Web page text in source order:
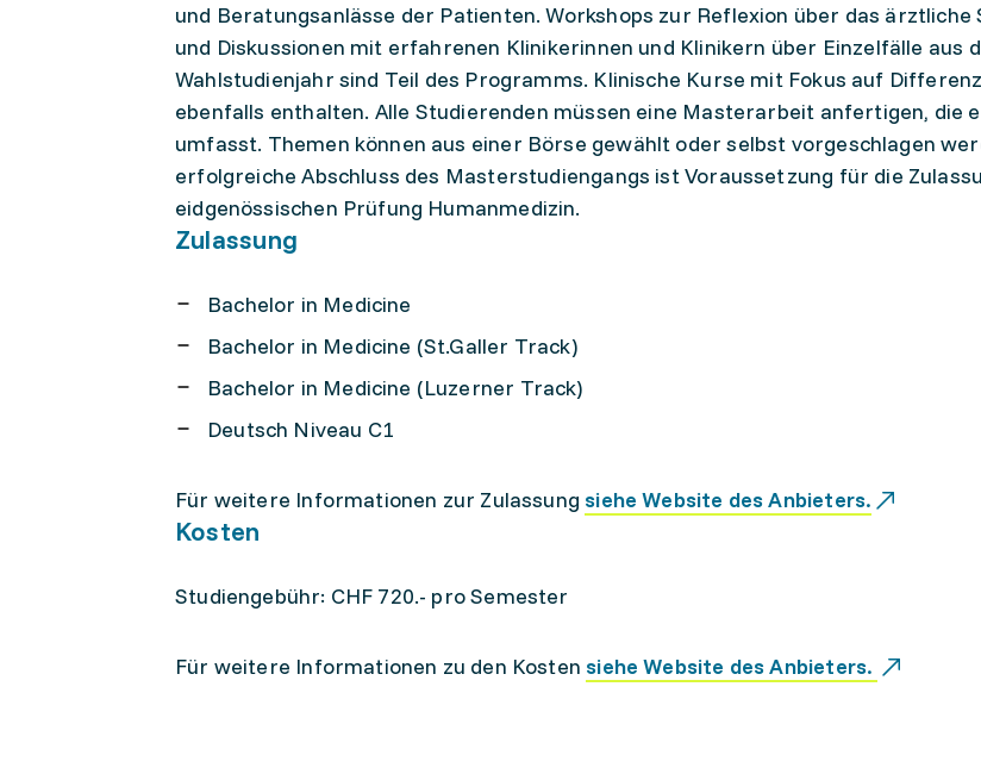
und Beratungsanlässe der Patienten. Workshops zur Reflexion über das
und Diskussionen mit erfahrenen Klinikerinnen und Klinikern über Einzelfälle aus
Wahlstudienjahr sind Teil des Programms. Klinische Kurse mit Fokus auf
ebenfalls enthalten. Alle Studierenden müssen eine Masterarbeit anfertigen, die
umfasst. Themen können aus einer Börse gewählt oder selbst vorgeschlagen
erfolgreiche Abschluss des Masterstudiengangs ist Voraussetzung für die
eidgenössischen Prüfung Humanmedizin.
Zulassung
Bachelor in Medicine
Bachelor in Medicine (St.Galler Track)
Bachelor in Medicine (Luzerner Track)
Deutsch Niveau C1
Für weitere Informationen zur Zulassung siehe Website des Anbieters.
Kosten
Studiengebühr: CHF 720.- pro Semester
Für weitere Informationen zu den Kosten siehe Website des Anbieters.